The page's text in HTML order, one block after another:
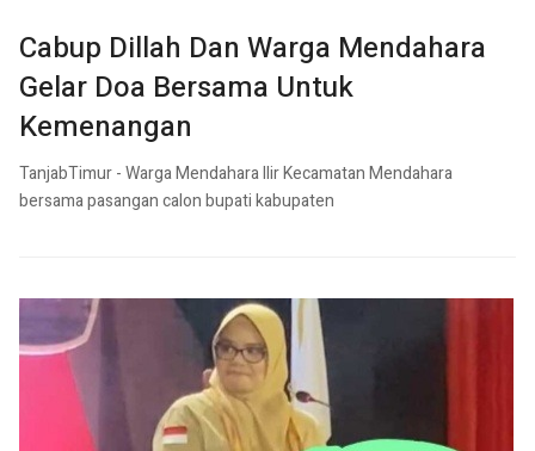
Cabup Dillah Dan Warga Mendahara
Gelar Doa Bersama Untuk
Kemenangan
TanjabTimur - Warga Mendahara Ilir Kecamatan Mendahara
bersama pasangan calon bupati kabupaten